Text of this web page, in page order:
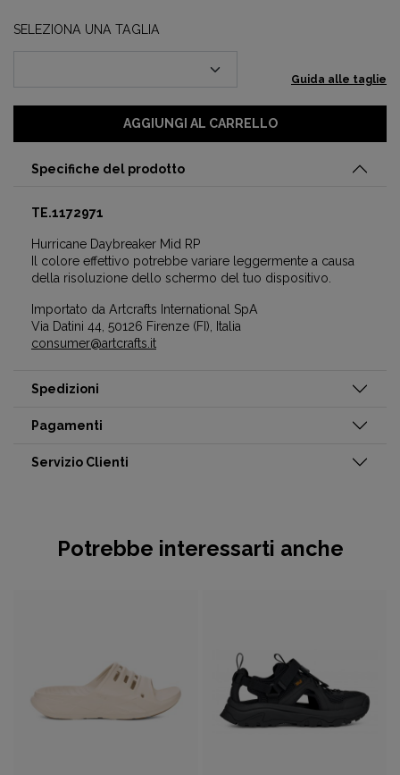
SELEZIONA UNA TAGLIA
Guida alle taglie
AGGIUNGI AL CARRELLO
Specifiche del prodotto
TE.1172971
Hurricane Daybreaker Mid RP
Il colore effettivo potrebbe variare leggermente a causa
della risoluzione dello schermo del tuo dispositivo.
Importato da Artcrafts International SpA
Via Datini 44, 50126 Firenze (FI), Italia
consumer@artcrafts.it
Spedizioni
Pagamenti
Servizio Clienti
Potrebbe interessarti anche